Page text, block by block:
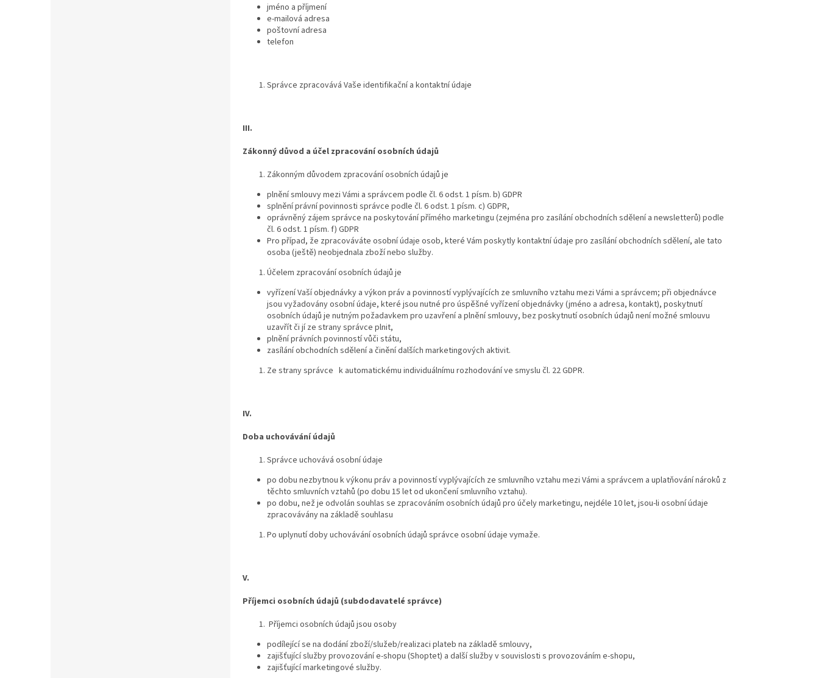
jméno a příjmení
e-mailová adresa
poštovní adresa
telefon
Správce zpracovává Vaše identifikační a kontaktní údaje
III.
Zákonný důvod a účel zpracování osobních údajů
Zákonným důvodem zpracování osobních údajů je
plnění smlouvy mezi Vámi a správcem podle čl. 6 odst. 1 písm. b) GDPR
splnění právní povinnosti správce podle čl. 6 odst. 1 písm. c) GDPR,
oprávněný zájem správce na poskytování přímého marketingu (zejména pro zasílání obchodních sdělení a newsletterů) podle
čl. 6 odst. 1 písm. f) GDPR
Pro případ, že zpracováváte osobní údaje osob, které Vám poskytly kontaktní údaje pro zasílání obchodních sdělení, ale tato
osoba (ještě) neobjednala zboží nebo služby.
Účelem zpracování osobních údajů je
vyřízení Vaší objednávky a výkon práv a povinností vyplývajících ze smluvního vztahu mezi Vámi a správcem; při objednávce
jsou vyžadovány osobní údaje, které jsou nutné pro úspěšné vyřízení objednávky (jméno a adresa, kontakt), poskytnutí
osobních údajů je nutným požadavkem pro uzavření a plnění smlouvy, bez poskytnutí osobních údajů není možné smlouvu
uzavřít či jí ze strany správce plnit,
plnění právních povinností vůči státu,
zasílání obchodních sdělení a činění dalších marketingových aktivit.
Ze strany správce k automatickému individuálnímu rozhodování ve smyslu čl. 22 GDPR.
IV.
Doba uchovávání údajů
Správce uchovává osobní údaje
po dobu nezbytnou k výkonu práv a povinností vyplývajících ze smluvního vztahu mezi Vámi a správcem a uplatňování nároků z
těchto smluvních vztahů (po dobu 15 let od ukončení smluvního vztahu).
po dobu, než je odvolán souhlas se zpracováním osobních údajů pro účely marketingu, nejdéle 10 let, jsou-li osobní údaje
zpracovávány na základě souhlasu
Po uplynutí doby uchovávání osobních údajů správce osobní údaje vymaže.
V.
Příjemci osobních údajů (subdodavatelé správce)
Příjemci osobních údajů jsou osoby
podílející se na dodání zboží/služeb/realizaci plateb na základě smlouvy,
zajišťující služby provozování e-shopu (Shoptet) a další služby v souvislosti s provozováním e-shopu,
zajišťující marketingové služby.